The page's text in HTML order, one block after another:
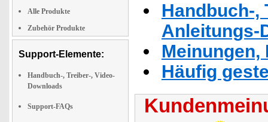
Alle Produkte
Zubehör Produkte
Support-Elemente:
Handbuch-, Treiber-, Video-
Downloads
Support-FAQs
Handbuch-,
Anleitungs-
Häufig